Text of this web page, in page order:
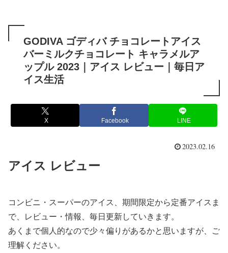
GODIVA ゴディバ チョコレートアイス
バーミルクチョコレート キャラメルア
ップル 2023｜アイス レビュー｜毎日ア
イス生活
X Facebook LINE
2023.02.16
アイス レビュー
コンビニ・スーパーのアイス、期間限定から定番アイスま
で、レビュー・情報、毎日更新していきます。
あくまで個人的なので少々偏りがあるかと思いますが、ご
理解ください。